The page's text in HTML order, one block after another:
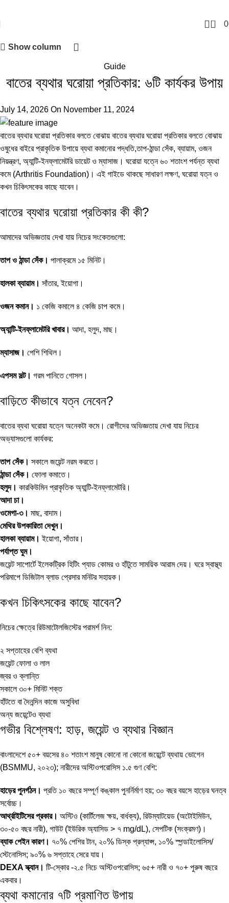
0 0
Show column
Guide
বাতের ব্যথার ঘরোয়া প্রতিকার: ৬টি কার্যকর উপায়
July 14, 2026 On November 11, 2024
বাতের ব্যথার ঘরোয়া প্রতিকার বলতে বোঝায় বাতের ব্যথার ঘরোয়া প্রতিকার বলতে বোঝায়
ওষুধের বাইরে প্রাকৃতিক উপায়ে ব্যথা কমানোর পদ্ধতি,তাপ-ঠান্ডা সেঁক, ব্যায়াম, ওজন
নিয়ন্ত্রণ, অ্যান্টি-ইনফ্লামেটরি ডায়েট ও ম্যাসাজ। ঘরোয়া যত্নে ৬০ শতাংশ পর্যন্ত ব্যথা
কমে (Arthritis Foundation)। এই গাইডে থাকছে সাধারণ লক্ষণ, ঘরোয়া যত্ন ও
কখন চিকিৎসকের কাছে যাবেন।
বাতের ব্যথার ঘরোয়া প্রতিকার কী কী?
আমাদের অভিজ্ঞতায় দেখা যায় নিচের সংকেতগুলো:
তাপ ও ঠান্ডা সেঁক। পালাক্রমে ১৫ মিনিট।
হালকা ব্যায়াম। সাঁতার, ইয়োগা।
ওজন কমান। ১ কেজি কমালে ৪ কেজি চাপ কমে।
অ্যান্টি-ইনফ্লামেটরি খাবার। আদা, হলুদ, মাছ।
ম্যাসাজ। পেশি শিথিল।
এপসম সল্ট। গরম পানিতে গোসল।
বাড়িতে কীভাবে যত্ন নেবেন?
বাতের ব্যথা ঘরোয়া যত্নে অনেকটা কমে। রোগীদের অভিজ্ঞতায় দেখা যায় নিচের
অভ্যাসগুলো কার্যকর:
তাপ সেঁক। সকালে জয়েন্ট নরম করতে।
ঠান্ডা সেঁক। ফোলা কমাতে।
হলুদ। কারকিউমিন প্রাকৃতিক অ্যান্টি-ইনফ্লামেটরি।
আদা চা।
ওমেগা-৩। মাছ, বাদাম।
মেথির উপকারিতাদেখুন।
হালকা ব্যায়াম। ইয়োগা, সাঁতার।
পর্যাপ্ত ঘুম।
জয়েন্ট সাপোর্টেইলেকট্রিক হিটিং প্যাড কোমর ও হাঁটুতে সাময়িক আরাম দেয়। ঘরে স্বাস্থ্য
পরিমাপে ডিজিটাল ব্লাড প্রেসার মনিটরসহায়ক।
কখন চিকিৎসকের কাছে যাবেন?
নিচের ক্ষেত্রে রিউমাটোলজিস্টের পরামর্শ নিন:
২ সপ্তাহের বেশি ব্যথা
জয়েন্ট ফোলা ও লাল
জ্বর ও ক্লান্তি
সকালে ৩০+ মিনিট শক্ত
হাঁটতে বা দৈনন্দিন কাজে অসুবিধা
অন্য জয়েন্টেও ব্যথা
গভীর বিশ্লেষণ: হাড়, জয়েন্ট ও ব্যথার বিজ্ঞান
বাংলাদেশে ৫০+ বয়সের ৪০ শতাংশ মানুষ কোনো না কোনো জয়েন্টে ব্যথায় ভোগেন
(BSMMU, ২০২৩); নারীদের অস্টিওপরোসিস ১.৫ গুণ বেশি:
হাড়ের পুনর্গঠন। প্রতি ১০ বছরে সম্পূর্ণ কঙ্কাল পুনর্নির্মাণ হয়; ৩০ বছর বয়সে হাড়ের ঘনত্ব
সর্বোচ্চ।
আর্থ্রাইটিসের প্রকার। অস্টিও (কার্টিলেজ ক্ষয়, বার্ধক্য), রিউম্যাটয়েড (অটোইমিউন,
৩০-৫০ বছর নারী), গাউট (ইউরিক অ্যাসিড > ৭ mg/dL), সেপটিক (সংক্রমণ)।
ব্যাক পেইন কারণ। ৭০% পেশির টান, ২০% ডিস্ক প্রল্যাপ্স, ১০% স্পন্ডাইলোসিস/
স্টেনোসিস; ৯০% ৬ সপ্তাহে সেরে যায়।
DEXA স্ক্যান। টি-স্কোর -২.৫ নিচে অস্টিওপরোসিস; ৬৫+ নারী ও ৭০+ পুরুষ বছরে
একবার।
ব্যথা কমানোর ৭টি প্রমাণিত উপায়